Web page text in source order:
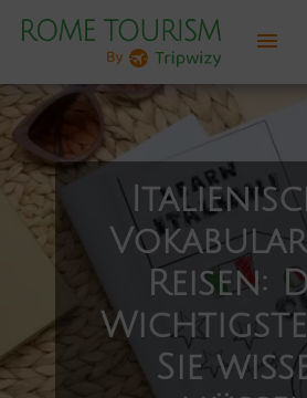
menu
Rom entdecken
Praktische
Sehenswürdigkeiten,
Empfohlene
Unterhaltung
Reisen:
Sie